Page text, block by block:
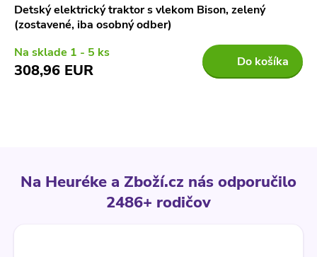
Detský elektrický traktor s vlekom Bison, zelený
(zostavené, iba osobný odber)
Na sklade 1 - 5 ks
308,96 EUR Do košíka
Na Heuréke a Zboží.cz nás odporučilo
2486+ rodičov